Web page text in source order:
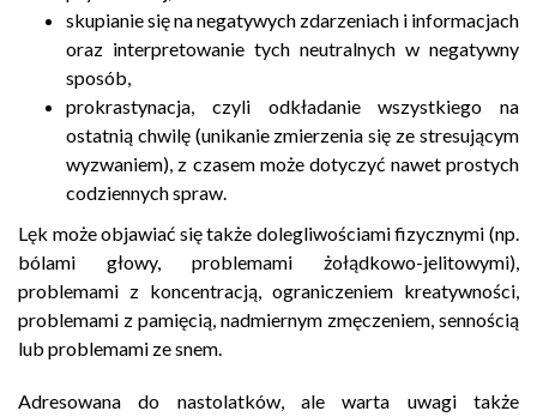
skupianie się na negatywych zdarzeniach i informacjach
oraz interpretowanie tych neutralnych w negatywny
sposób,
prokrastynacja, czyli odkładanie wszystkiego na
ostatnią chwilę (unikanie zmierzenia się ze stresującym
wyzwaniem), z czasem może dotyczyć nawet prostych
codziennych spraw.
Lęk może objawiać się także dolegliwościami fizycznymi (np.
bólami głowy, problemami żołądkowo-jelitowymi),
problemami z koncentracją, ograniczeniem kreatywności,
problemami z pamięcią, nadmiernym zmęczeniem, sennością
lub problemami ze snem.
Adresowana do nastolatków, ale warta uwagi także